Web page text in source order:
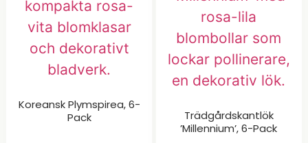
Koreansk Plymspirea, 6-
Pack
Trädgårdskantlök
’Millennium’, 6-Pack